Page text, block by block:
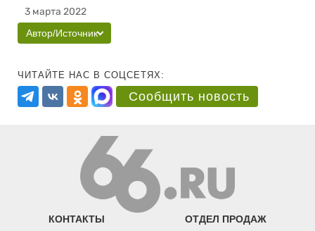
3 марта 2022
Автор/Источник
ЧИТАЙТЕ НАС В СОЦСЕТЯХ:
Сообщить новость
КОНТАКТЫ ОТДЕЛ ПРОДАЖ